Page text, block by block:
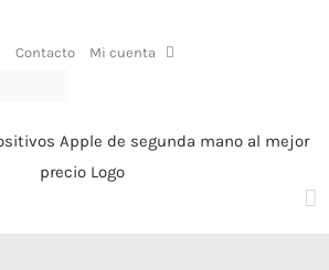
Contacto Mi cuenta